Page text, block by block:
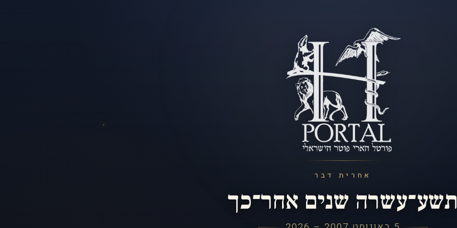
אחרית דבר
שנים אחר־כך